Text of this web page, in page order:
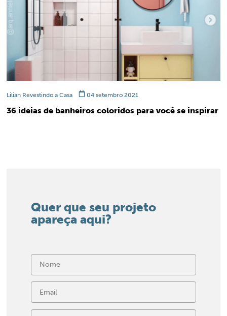
Lilian Revestindo a Casa 04 setembro 2021
36 ideias de banheiros coloridos para você se inspirar
Quer que seu projeto
apareça aqui?